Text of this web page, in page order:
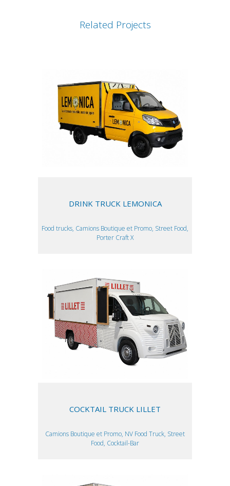
Related Projects
DRINK TRUCK LEMONICA
Food trucks, Camions Boutique et Promo, Street Food,
Porter Craft X
COCKTAIL TRUCK LILLET
Camions Boutique et Promo, NV Food Truck, Street
Food, Cocktail-Bar